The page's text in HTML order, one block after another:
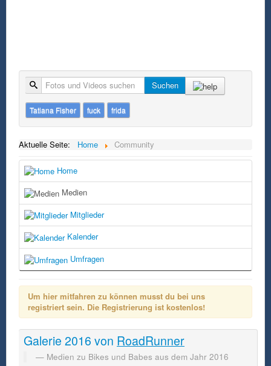
Suche Suchen
Tatiana Fisher fuck frida
Aktuelle Seite: Home Community
Home
Medien
Mitglieder
Kalender
Umfragen
Um hier mitfahren zu können musst du bei uns
registriert sein. Die Registrierung ist kostenlos!
Galerie 2016 von RoadRunner
Medien zu Bikes und Babes aus dem Jahr 2016